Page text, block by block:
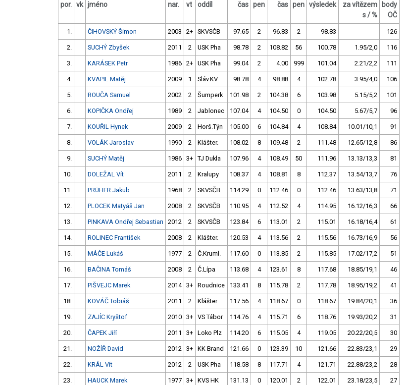
por. vk jméno nar. vt oddíl čas pen čas pen výsledek
za vítězem
s / %
body
OČ
1. ČIHOVSKÝ Šimon 2003 2+ SKVSČB 97.65 2 96.83 2 98.83 126
2. SUCHÝ Zbyšek 2011 2 USK Pha 98.78 2 108.82 56 100.78 1.95/2,0 116
3. KARÁSEK Petr 1986 2+ USK Pha 99.04 2 4.00 999 101.04 2.21/2,2 111
4. KVAPIL Matěj 2009 1 Sláv.KV 98.78 4 98.88 4 102.78 3.95/4,0 106
5. ROUČA Samuel 2002 2 Šumperk 101.98 2 104.38 6 103.98 5.15/5,2 101
6. KOPIČKA Ondřej 1989 2 Jablonec 107.04 4 104.50 0 104.50 5.67/5,7 96
7. KOUŘIL Hynek 2009 2 Horš.Týn 105.00 6 104.84 4 108.84 10.01/10,1 91
8. VOLÁK Jaroslav 1990 2 Klášter. 108.02 8 109.48 2 111.48 12.65/12,8 86
9. SUCHÝ Matěj 1986 3+ TJ Dukla 107.96 4 108.49 50 111.96 13.13/13,3 81
10. DOLEŽAL Vít 2011 2 Kralupy 108.37 4 108.81 8 112.37 13.54/13,7 76
11. PRÜHER Jakub 1968 2 SKVSČB 114.29 0 112.46 0 112.46 13.63/13,8 71
12. PLOCEK Matyáš Jan 2008 2 SKVSČB 110.95 4 112.52 4 114.95 16.12/16,3 66
13. PINKAVA Ondřej Sebastian 2012 2 SKVSČB 123.84 6 113.01 2 115.01 16.18/16,4 61
14. ROLINEC František 2008 2 Klášter. 120.53 4 113.56 2 115.56 16.73/16,9 56
15. MÁČE Lukáš 1977 2 Č.Kruml. 117.60 0 113.85 2 115.85 17.02/17,2 51
16. BAČINA Tomáš 2008 2 Č.Lípa 113.68 4 123.61 8 117.68 18.85/19,1 46
17. PIŠVEJC Marek 2014 3+ Roudnice 133.41 8 115.78 2 117.78 18.95/19,2 41
18. KOVÁČ Tobiáš 2011 2 Klášter. 117.56 4 118.67 0 118.67 19.84/20,1 36
19. ZAJÍC Kryštof 2010 3+ VS Tábor 114.76 4 115.71 6 118.76 19.93/20,2 31
20. ČAPEK Jiří 2011 3+ Loko Plz 114.20 6 115.05 4 119.05 20.22/20,5 30
21. NOŽÍŘ David 2012 3+ KK Brand 121.66 0 123.39 10 121.66 22.83/23,1 29
22. KRÁL Vít 2012 2 USK Pha 118.58 8 117.71 4 121.71 22.88/23,2 28
23. HAUCK Marek 1977 3+ KVS HK 131.13 0 120.01 2 122.01 23.18/23,5 27